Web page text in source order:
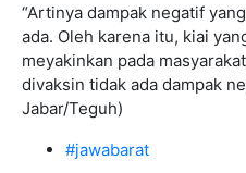
“Artinya dampak negatif
ada. Oleh karena itu, kiai
meyakinkan pada
divaksin tidak ada dampak
Jabar/Teguh)
#jawabarat